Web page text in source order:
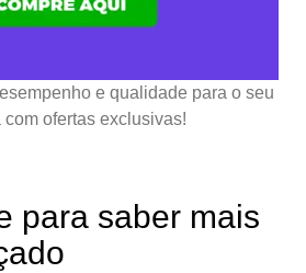
e qualidade para o seu
ofertas exclusivas!
para saber mais